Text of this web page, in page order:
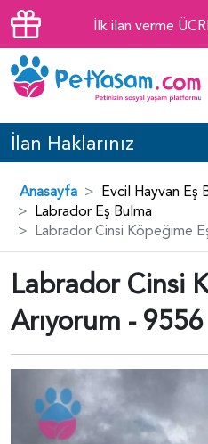
İlk ilan verme
İlan Haklarınız
Anasayfa Evcil Hayvan Eş
Labrador Eş Bulma
Labrador Cinsi Köpeğime
Labrador Cinsi
Arıyorum - 9556